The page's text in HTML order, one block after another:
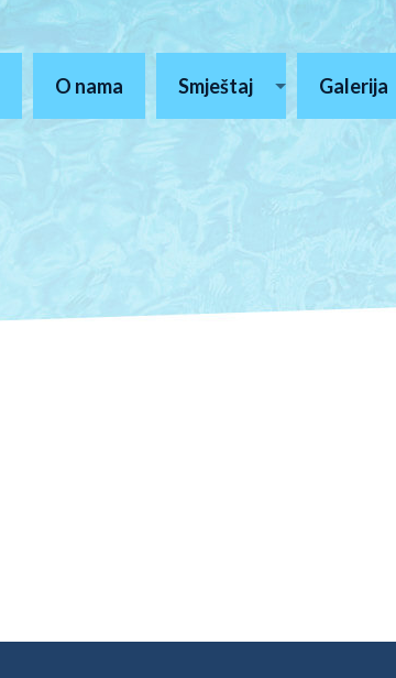
O nama Smještaj Galerija